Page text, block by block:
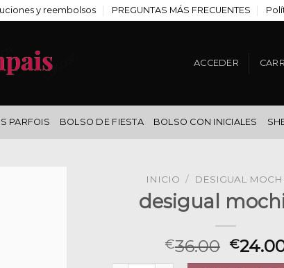
y reembolsos PREGUNTAS MÁS FRECUENTES
ACCEDER
PARFOIS BOLSO DE FIESTA BOLSO CON INICIALES
INICIO / DESIGUAL
desigual
€36.00 €